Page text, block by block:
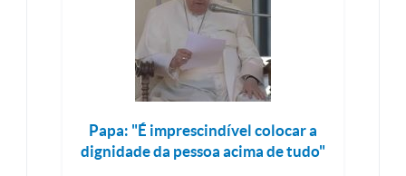
Papa: "É imprescindível colocar a
dignidade da pessoa acima de tudo"